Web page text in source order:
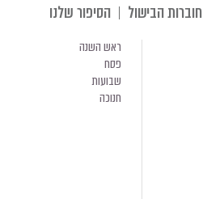
חוברות הבישול הסיפור שלנו
ראש השנה
פסח
שבועות
חנוכה